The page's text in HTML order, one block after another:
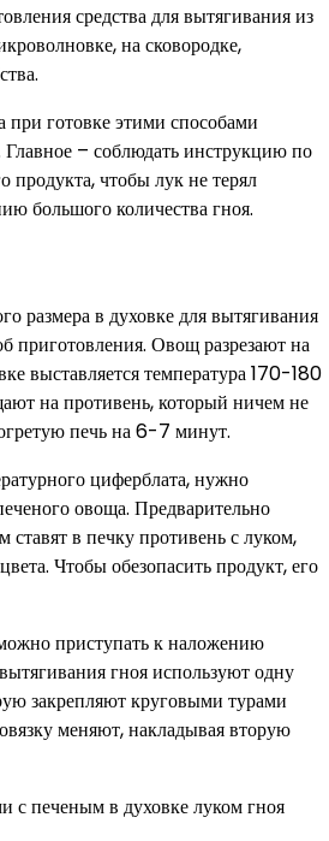
средства для вытягивания из
на сковородке,
готовке этими способами
– соблюдать инструкцию по
продукта, чтобы лук не терял
большого количества гноя.
размера в духовке для вытягивания
приготовления. Овощ разрезают на
выставляется температура 170-180
на противень, который ничем не
печь на 6-7 минут.
циферблата, нужно
овоща. Предварительно
ставят в печку противень с луком,
Чтобы обезопасить продукт, его
приступать к наложению
гноя используют одну
закрепляют круговыми турами
меняют, накладывая вторую
с печеным в духовке луком гноя